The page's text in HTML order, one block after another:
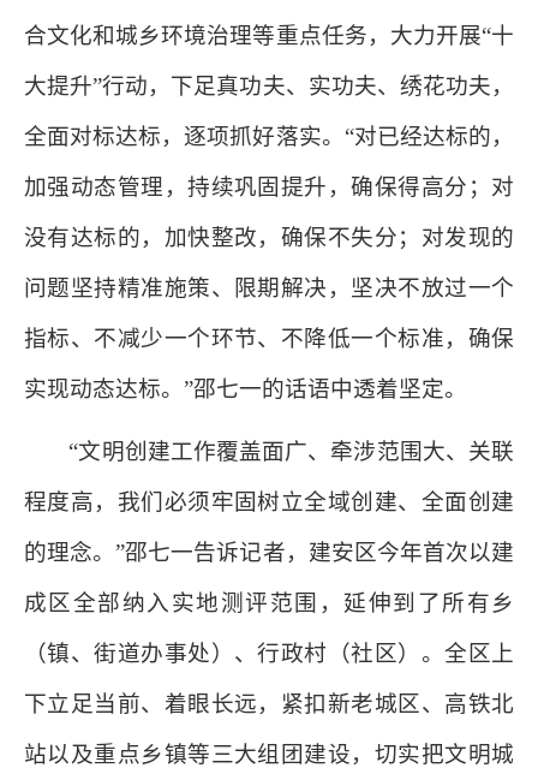
合文化和城乡环境治理等重点任务，大力开展“十
大提升”行动，下足真功夫、实功夫、绣花功夫，
全面对标达标，逐项抓好落实。“对已经达标的，
加强动态管理，持续巩固提升，确保得高分；对
没有达标的，加快整改，确保不失分；对发现的
问题坚持精准施策、限期解决，坚决不放过一个
指标、不减少一个环节、不降低一个标准，确保
实现动态达标。”邵七一的话语中透着坚定。
“文明创建工作覆盖面广、牵涉范围大、关联
程度高，我们必须牢固树立全域创建、全面创建
的理念。”邵七一告诉记者，建安区今年首次以建
成区全部纳入实地测评范围，延伸到了所有乡
（镇、街道办事处）、行政村（社区）。全区上
下立足当前、着眼长远，紧扣新老城区、高铁北
站以及重点乡镇等三大组团建设，切实把文明城